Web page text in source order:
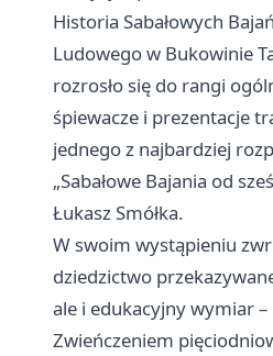
Historia Sabałowych
Ludowego w Bukowinie
rozrosło się do rangi
śpiewacze i prezentacje
jednego z najbardziej
„Sabałowe Bajania od
Łukasz Smółka.
W swoim wystąpieniu
dziedzictwo
ale i edukacyjny wymiar
Zwieńczeniem